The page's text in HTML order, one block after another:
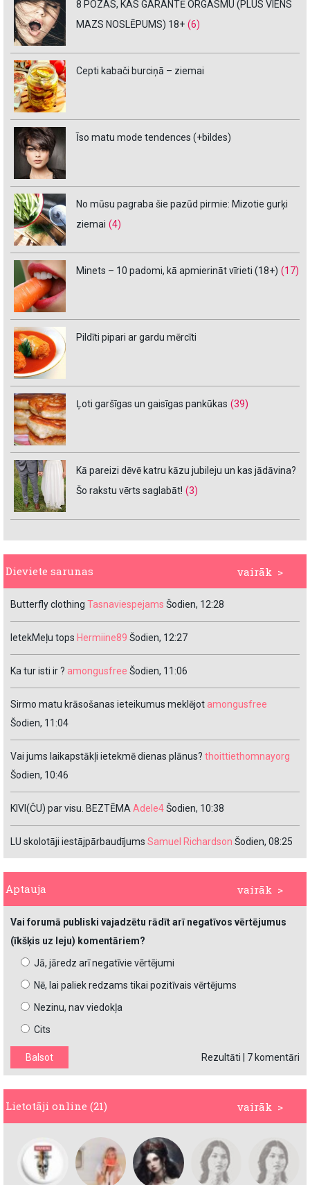
8 POZAS, KAS GARANTĒ ORGASMU (PLUS VIENS
MAZS NOSLĒPUMS) 18+ (6)
Cepti kabači burciņā – ziemai
Īso matu mode tendences (+bildes)
No mūsu pagraba šie pazūd pirmie: Mizotie gurķi
ziemai (4)
Minets – 10 padomi, kā apmierināt vīrieti (18+) (17)
Pildīti pipari ar gardu mērcīti
Ļoti garšīgas un gaisīgas pankūkas (39)
Kā pareizi dēvē katru kāzu jubileju un kas jādāvina?
Šo rakstu vērts saglabāt! (3)
vairāk >
Dieviete sarunas
Butterfly clothing Tasnaviespejams Šodien, 12:28
IetekMeļu tops Hermiine89 Šodien, 12:27
Ka tur isti ir ? amongusfree Šodien, 11:06
Sirmo matu krāsošanas ieteikumus meklējot amongusfree
Šodien, 11:04
Vai jums laikapstākļi ietekmē dienas plānus? thoittiethomnayorg
Šodien, 10:46
KIVI(ČU) par visu. BEZTĒMAAdele4Šodien, 10:38
LU skolotāji iestājpārbaudījums Samuel Richardson Šodien, 08:25
vairāk >
Aptauja
Vai forumā publiski vajadzētu rādīt arī negatīvos vērtējumus
(īkšķis uz leju) komentāriem?
Jā, jāredz arī negatīvie vērtējumi
Nē, lai paliek redzams tikai pozitīvais vērtējums
Nezinu, nav viedokļa
Cits
Rezultāti 7 komentāri
vairāk >
Lietotāji online (21)